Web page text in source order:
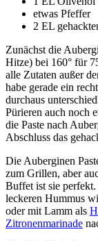
etwas Pfeffer
2 EL
Zunächst die
Hitze) bei 160° für
alle Zutaten außer
habe gerade ein
durchaus
Pürieren auch noch
die Paste nach
Abschluss das
Die Auberginen
zum Grillen, aber
Buffet ist sie
leckeren Hummus
oder mit Lamm als
Zitronenmarinade